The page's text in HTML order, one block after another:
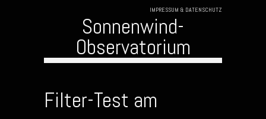
IMPRESSUM & DATENSCHUTZ
Sonnenwind-
Observatorium
Filter-Test am